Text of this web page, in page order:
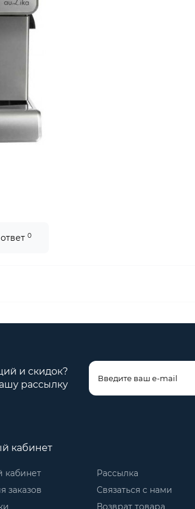
0
и скидок?
рассылку
кабинет
кабинет
заказов
Рассылка
Связаться с нами
Возврат товара